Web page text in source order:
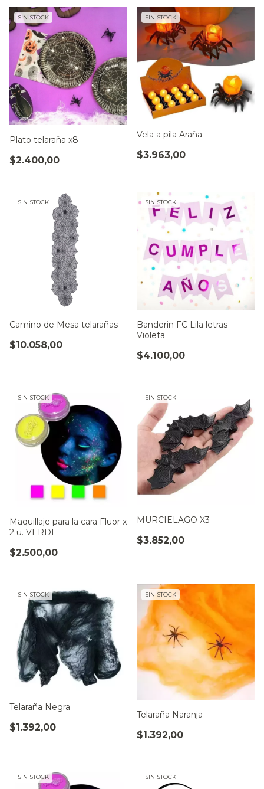
SIN STOCK
Plato telaraña x8
$2.400,00
SIN STOCK
Vela a pila Araña
$3.963,00
SIN STOCK
Camino de Mesa telarañas
$10.058,00
SIN STOCK
Banderin FC Lila letras
Violeta
$4.100,00
SIN STOCK
Maquillaje para la cara Fluor x
2 u. VERDE
$2.500,00
SIN STOCK
MURCIELAGO X3
$3.852,00
SIN STOCK
Telaraña Negra
$1.392,00
SIN STOCK
Telaraña Naranja
$1.392,00
SIN STOCK SIN STOCK